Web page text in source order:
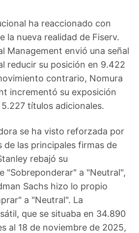
ha reaccionado con
la nueva realidad de Fiserv.
Management envió una señal
reducir su posición en 9.422
contrario, Nomura
incrementó su exposición
títulos adicionales.
se ha visto reforzada por
de las principales firmas de
rebajó su
"Sobreponderar" a "Neutral",
Sachs hizo lo propio
a "Neutral". La
que se situaba en 34.890
al 18 de noviembre de 2025,